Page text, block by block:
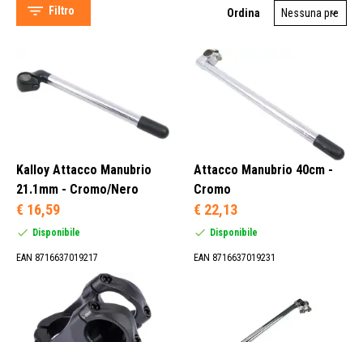
Ergotec (201)
Pro Bikegear (114)
Deda Elementi (109)
Serie Sterzo Ahead (694)
21,1 mm (1)
Filtro Ordina
Kalloy Attacco Manubrio
21.1mm - Cromo/Nero
€ 16,59
Disponibile
EAN 8716637019217
Attacco Manubrio 40cm -
Cromo
€ 22,13
Disponibile
EAN 8716637019231